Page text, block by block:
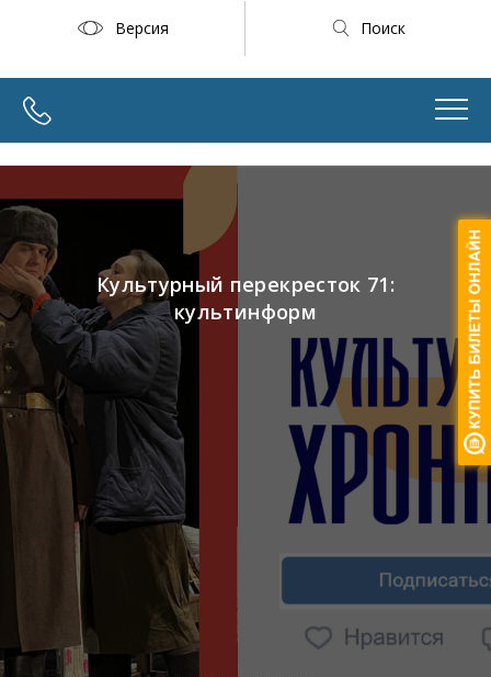
Версия Поиск
Культурный перекресток 71:
культинформ